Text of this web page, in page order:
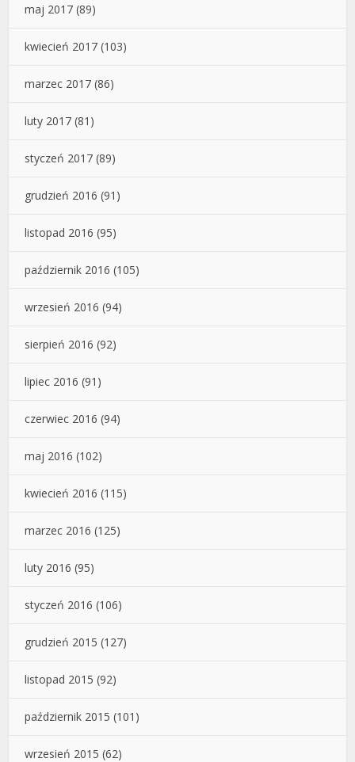
maj 2017 (89)
kwiecień 2017 (103)
marzec 2017 (86)
luty 2017 (81)
styczeń 2017 (89)
grudzień 2016 (91)
listopad 2016 (95)
październik 2016 (105)
wrzesień 2016 (94)
sierpień 2016 (92)
lipiec 2016 (91)
czerwiec 2016 (94)
maj 2016 (102)
kwiecień 2016 (115)
marzec 2016 (125)
luty 2016 (95)
styczeń 2016 (106)
grudzień 2015 (127)
listopad 2015 (92)
październik 2015 (101)
wrzesień 2015 (62)